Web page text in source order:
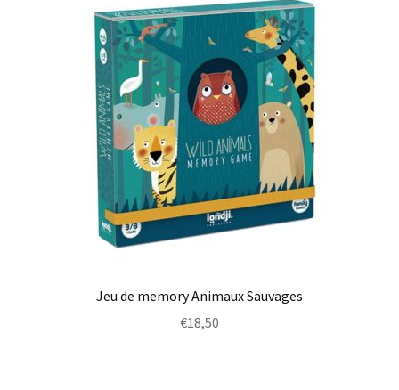
Jeu de memory Animaux Sauvages
€18,50